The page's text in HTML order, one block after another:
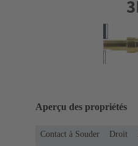
Aperçu des propriétés
Contact à Souder Droit